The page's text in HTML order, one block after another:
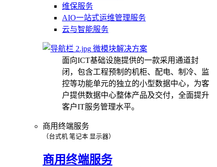
维保服务
AIO一站式运维管理服务
云与智能服务
微模块解决方案
面向ICT基础设施提供的一款采用通道封
闭，包含工程预制的机柜、配电、制冷、监
控等功能单元的独立的小型数据中心，为客
户提供数据中心整体产品及交付，全面提升
客户IT服务管理水平。
商用终端服务
（台式机 笔记本 显示器）
商用终端服务